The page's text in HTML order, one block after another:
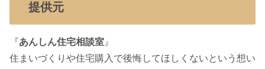
提供元
『あんしん住宅相談室 』
住まいづくりや住宅購入で後悔してほしくないという想い